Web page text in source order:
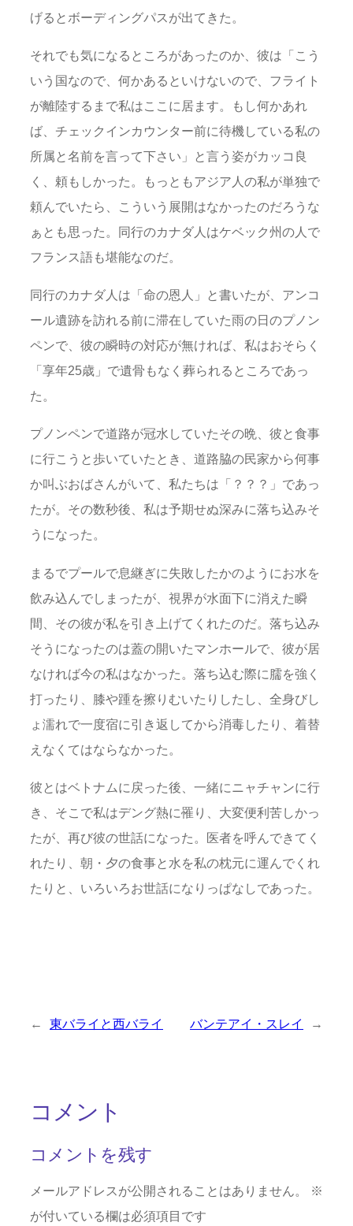
げるとボーディングパスが出てきた。
それでも気になるところがあったのか、彼は「こう
いう国なので、何かあるといけないので、フライト
が離陸するまで私はここに居ます。もし何かあれ
ば、チェックインカウンター前に待機している私の
所属と名前を言って下さい」と言う姿がカッコ良
く、頼もしかった。もっともアジア人の私が単独で
頼んでいたら、こういう展開はなかったのだろうな
ぁとも思った。同行のカナダ人はケベック州の人で
フランス語も堪能なのだ。
同行のカナダ人は「命の恩人」と書いたが、アンコ
ール遺跡を訪れる前に滞在していた雨の日のプノン
ペンで、彼の瞬時の対応が無ければ、私はおそらく
「享年25歳」で遺骨もなく葬られるところであっ
た。
プノンペンで道路が冠水していたその晩、彼と食事
に行こうと歩いていたとき、道路脇の民家から何事
か叫ぶおばさんがいて、私たちは「？？？」であっ
たが。その数秒後、私は予期せぬ深みに落ち込みそ
うになった。
まるでプールで息継ぎに失敗したかのようにお水を
飲み込んでしまったが、視界が水面下に消えた瞬
間、その彼が私を引き上げてくれたのだ。落ち込み
そうになったのは蓋の開いたマンホールで、彼が居
なければ今の私はなかった。落ち込む際に臑を強く
打ったり、膝や踵を擦りむいたりしたし、全身びし
ょ濡れで一度宿に引き返してから消毒したり、着替
えなくてはならなかった。
彼とはベトナムに戻った後、一緒にニャチャンに行
き、そこで私はデング熱に罹り、大変便利苦しかっ
たが、再び彼の世話になった。医者を呼んできてく
れたり、朝・夕の食事と水を私の枕元に運んでくれ
たりと、いろいろお世話になりっぱなしであった。
← 東バライと西バライ バンテアイ・スレイ →
コメント
コメントを残す
メールアドレスが公開されることはありません。
※
が付いている欄は必須項目です